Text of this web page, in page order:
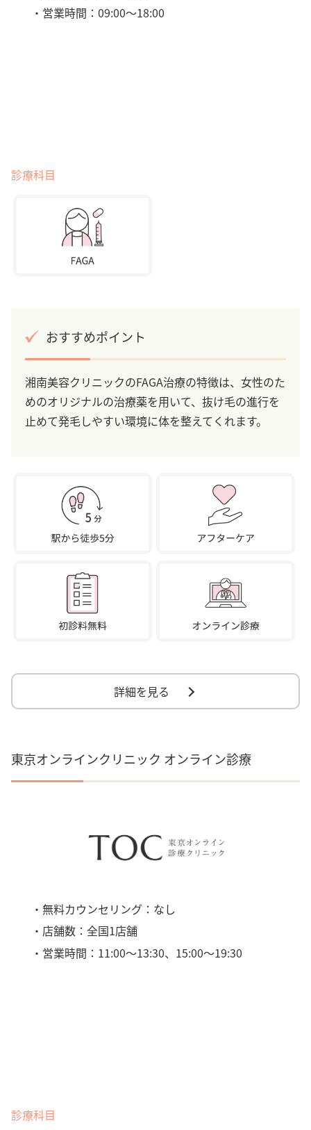
・営業時間：09:00〜18:00
診療科目
おすすめポイント
湘南美容クリニックのFAGA治療の特徴は、女性のた
めのオリジナルの治療薬を用いて、抜け毛の進行を
止めて発毛しやすい環境に体を整えてくれます。
詳細を見る
東京オンラインクリニック オンライン診療
・無料カウンセリング：なし
・店舗数：全国1店舗
・営業時間：11:00〜13:30、15:00〜19:30
診療科目